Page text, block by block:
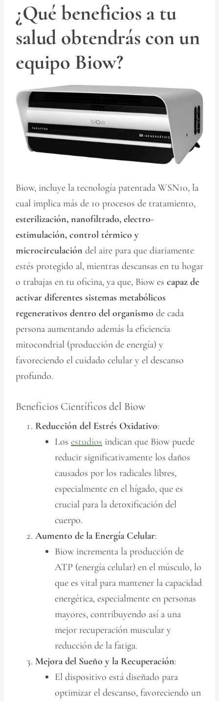
¿Qué beneficios a tu
salud obtendrás con un
equipo Biow?
Biow, incluye la tecnología patentada WSN10, la
cual implica más de 10 procesos de tratamiento,
esterilización, nanofiltrado, electro-
estimulación, control térmico y
microcirculación del aire para que diariamente
estés protegido al, mientras descansas en tu hogar
o trabajas en tu oficina, ya que, Biow es capaz de
activar diferentes sistemas metabólicos
regenerativos dentro del organismo de cada
persona aumentando además la eficiencia
mitocondrial (producción de energía) y
favoreciendo el cuidado celular y el descanso
profundo.
Beneficios Científicos del Biow
Reducción del Estrés Oxidativo:
Los estudios indican que Biow puede
reducir significativamente los daños
causados por los radicales libres,
especialmente en el hígado, que es
crucial para la detoxificación del
cuerpo.
Aumento de la Energía Celular:
Biow incrementa la producción de
ATP (energía celular) en el músculo, lo
que es vital para mantener la capacidad
energética, especialmente en personas
mayores, contribuyendo así a una
mejor recuperación muscular y
reducción de la fatiga​.
Mejora del Sueño y la Recuperación:
El dispositivo está diseñado para
optimizar el descanso, favoreciendo un